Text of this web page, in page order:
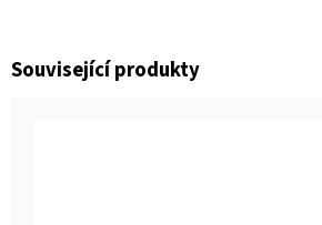
Související produkty